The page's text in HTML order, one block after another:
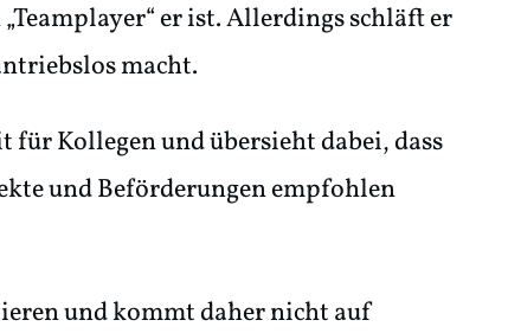
er ist. Allerdings schläft er
macht.
Kollegen und übersieht dabei, dass
und Beförderungen empfohlen
und kommt daher nicht auf